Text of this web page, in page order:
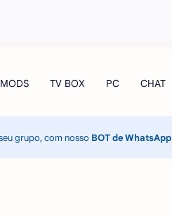
grupo, com nosso BOT de WhatsApp